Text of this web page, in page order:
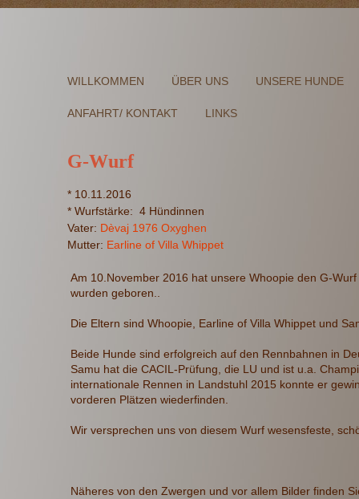
WILLKOMMEN ÜBER UNS UNSERE HUNDE
ANFAHRT/ KONTAKT LINKS
* 10.11.2016
* Wurfstärke: 4 Hündinnen
Vater: Dèvaj 1976 Oxyghen
Mutter: Earline of Villa Whippet
G-Wurf
Am 10.November 2016 hat unsere Whoopie den G-
wurden geboren..
Die Eltern sind Whoopie, Earline of Villa Whippet und
Beide Hunde sind erfolgreich auf den Rennbahnen in
Samu hat die CACIL-Prüfung, die LU und ist u.a.
internationale Rennen in Landstuhl 2015 konnte er
vorderen Plätzen wiederfinden.
Wir versprechen uns von diesem Wurf wesensfeste,
Näheres von den Zwergen und vor allem Bilder finden